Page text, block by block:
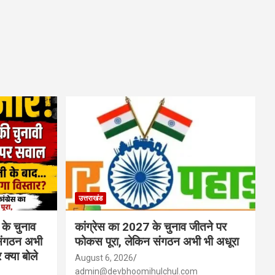
के चुनाव
अभी
बोले
उत्तराखंड
कांग्रेस का 2027 के चुनाव जीतने पर
फोकस पूरा, लेकिन संगठन अभी भी अधूरा
August 6, 2026
admin@devbhoomihulchul.com